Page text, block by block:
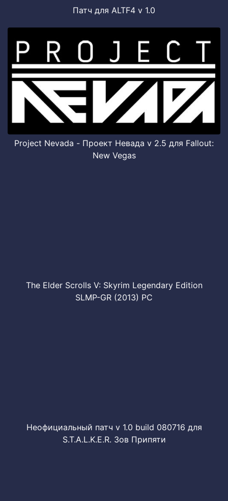
Патч для ALTF4 v 1.0
Project Nevada - Проект Невада v 2.5 для Fallout:
New Vegas
The Elder Scrolls V: Skyrim Legendary Edition
SLMP-GR (2013) PC
Неофициальный патч v 1.0 build 080716 для
S.T.A.L.K.E.R. Зов Припяти